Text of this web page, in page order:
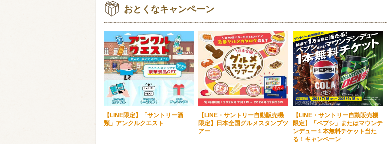
おとくなキャンペーン
【LINE限定】「サントリー酒
類」アンクルクエスト
【LINE・サントリー自動販売機
限定】日本全国グルメスタンプツ
アー
【LINE・サントリー自動販売機
限定】「ペプシ」またはマウンテ
ンデュー１本無料チケット当た
る！キャンペーン